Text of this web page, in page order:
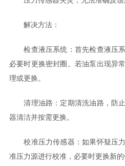
解决方法：
检查液压系统：首先检查液压系
必要时更换密封圈。若油泵出现异
理或更换。
清理油路：定期清洗油路，防止
器清洁并按需更换。
校准压力传感器：如果怀疑压力
准压力源进行校准，必要时更换新的